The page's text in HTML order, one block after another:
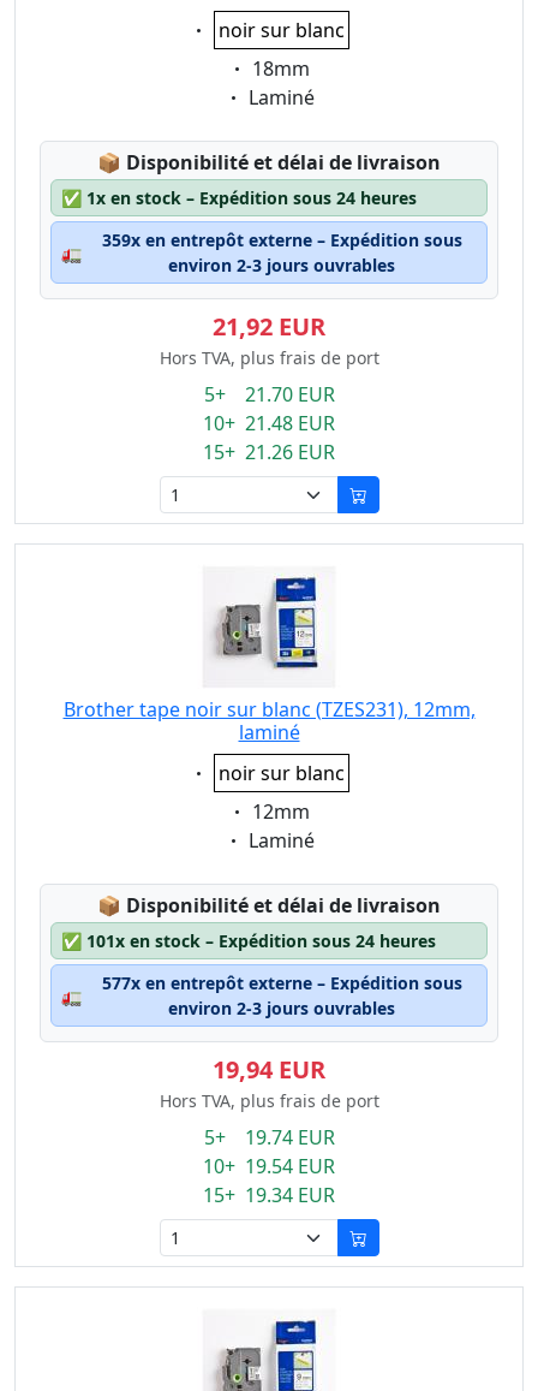
Eigenschaft:
noir sur blanc
Eigenschaft:
18mm
Eigenschaft:
Laminé
📦 Lagerstatus:
Disponibilité et délai de livraison
✅ 1x en stock – Expédition sous 24 heures
🚛
359x en entrepôt externe – Expédition sous
environ 2-3 jours ouvrables
21,92 EUR
Hors TVA, plus frais de port
5+ 21.70 EUR
10+ 21.48 EUR
15+ 21.26 EUR
Brother tape noir sur blanc (TZES231), 12mm,
laminé
Eigenschaft:
noir sur blanc
Eigenschaft:
12mm
Eigenschaft:
Laminé
📦 Lagerstatus:
Disponibilité et délai de livraison
✅ 101x en stock – Expédition sous 24 heures
🚛
577x en entrepôt externe – Expédition sous
environ 2-3 jours ouvrables
19,94 EUR
Hors TVA, plus frais de port
5+ 19.74 EUR
10+ 19.54 EUR
15+ 19.34 EUR